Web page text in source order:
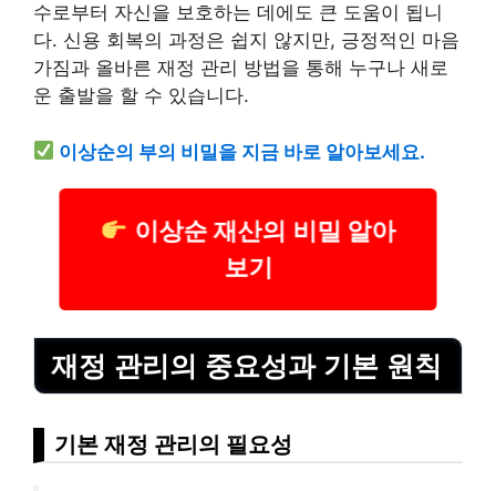
수로부터 자신을 보호하는 데에도 큰 도움이 됩니
다. 신용 회복의 과정은 쉽지 않지만, 긍정적인 마음
가짐과 올바른 재정 관리 방법을 통해 누구나 새로
운 출발을 할 수 있습니다.
이상순의 부의 비밀을 지금 바로 알아보세요.
이상순 재산의 비밀 알아
보기
재정 관리의 중요성과 기본 원칙
기본 재정 관리의 필요성